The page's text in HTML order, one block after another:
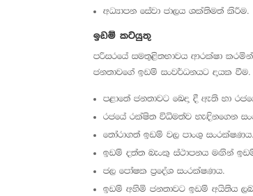
අධ්‍යාපන සේවා ජාලය ශක්තිමත් කිරීම.
ඉඩම් කටයුතු
පරිසරයේ සමතුළිතභාවය ආරක්ෂා
ජනතාවගේ ඉඩම් සංවර්ධනයට දායක වීම.
පළාතේ ජනතාවට ඛෙදා දී ඇති හා
රජයේ රක්ෂිත විධිමත්ව හැඳිනගෙන
තෝරාගත් ඉඩම් වල පාංශු සංරක්ෂණය.
ඉඩම් දත්ත බැංකු ස්ථාපනය මඟින්
ජල පෝෂක ප්‍රදේශ සංරක්ෂණය.
ඉඩම් අහිමි ජනතාවට ඉඩම් අයිතිය